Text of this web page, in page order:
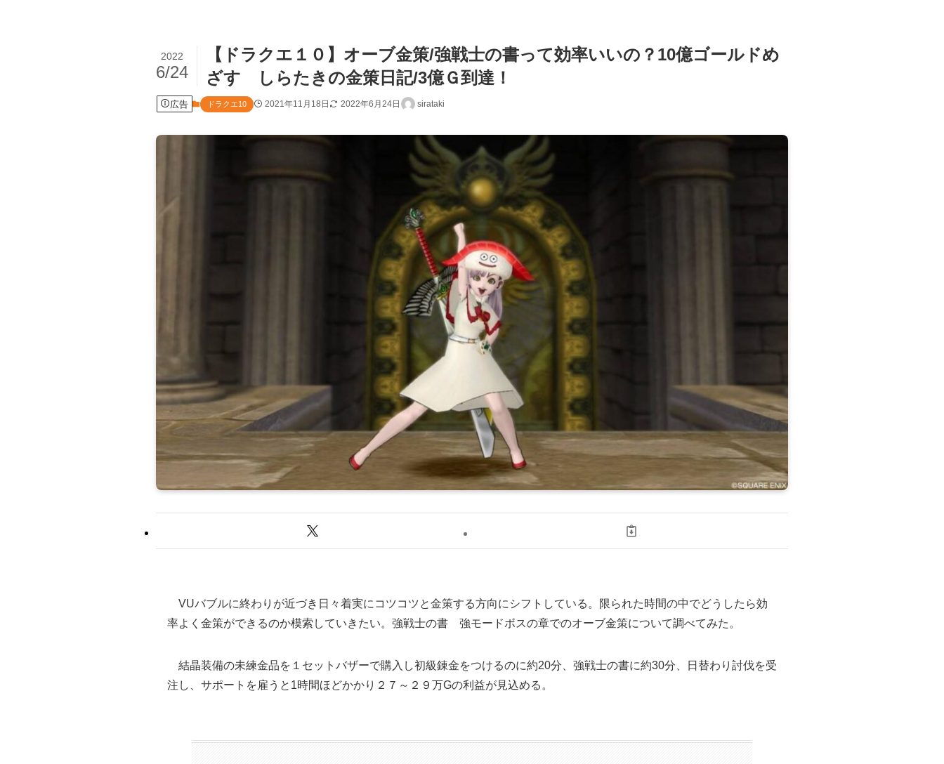
【ドラクエ１０】オーブ金策/強戦士の書って効率いいの？10億ゴールドめ
ざす しらたきの金策日記/3億Ｇ到達！
2022
6/24
広告 ドラクエ10 2021年11月18日 2022年6月24日 sirataki
VUバブルに終わりが近づき日々着実にコツコツと金策する方向にシフトしている。限られた時間の中でどうしたら効
率よく金策ができるのか模索していきたい。 強戦士の書 強モードボスの章でのオーブ金策について調べてみた。
結晶装備の未練金品を１セットバザーで購入し初級錬金をつけるのに約20分、強戦士の書に約30分、日替わり討伐を受
注し、サポートを雇うと 1時間ほどかかり２７～２９万Gの利益が見込める。